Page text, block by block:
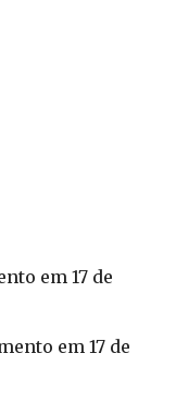
em 17 de
em 17 de